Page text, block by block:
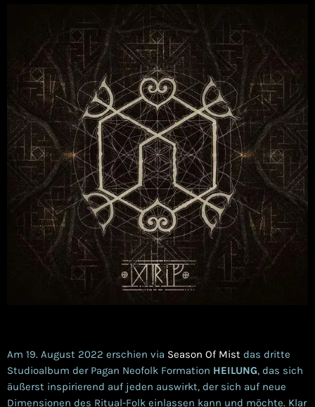
Am 19. August 2022 erschien via Season Of Mist das dritte
Studioalbum der Pagan Neofolk Formation HEILUNG, das sich
äußerst inspirierend auf jeden auswirkt, der sich auf neue
Dimensionen des Ritual-Folk einlassen kann und möchte. Klar